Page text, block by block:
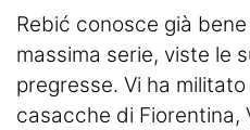
Rebić conosce già
massima serie, viste le
pregresse. Vi ha
casacche di Fiorentina,